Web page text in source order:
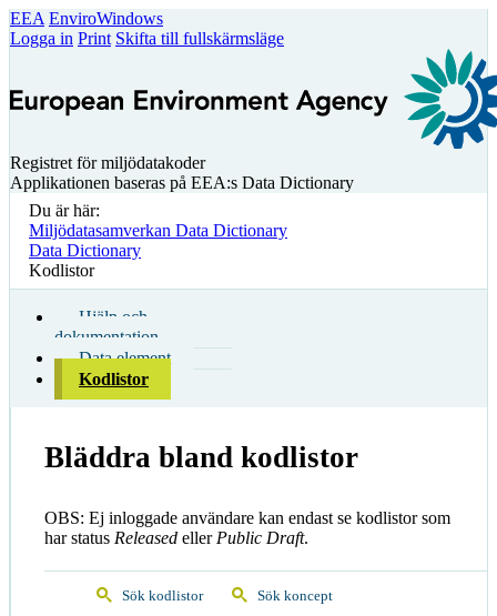
EEA EnviroWindows
Logga in Print Skifta till fullskärmsläge
Registret för miljödatakoder
Applikationen baseras på EEA:s Data Dictionary
Du är här:
Miljödatasamverkan Data Dictionary
Data Dictionary
Kodlistor
Hjälp och
dokumentation
Data element
Kodlistor
Bläddra bland kodlistor
OBS: Ej inloggade användare kan endast se kodlistor som
har status Released eller Public Draft.
Sök kodlistor Sök koncept